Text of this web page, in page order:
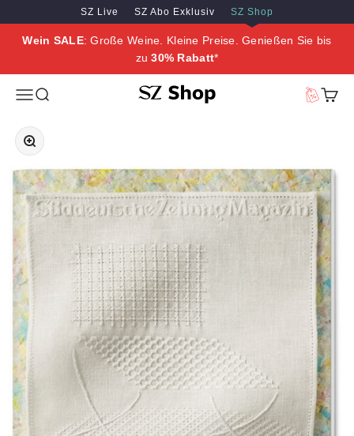
Zum Inhalt springen
Zum Hauptinhalt springen
SZ Live SZ Abo Exklusiv SZ Shop
Wein SALE: Große Weine. Kleine Preise. Genießen Sie bis
zu30% Rabatt*
MenüSuche SZ Erleben
Bild vergrößern